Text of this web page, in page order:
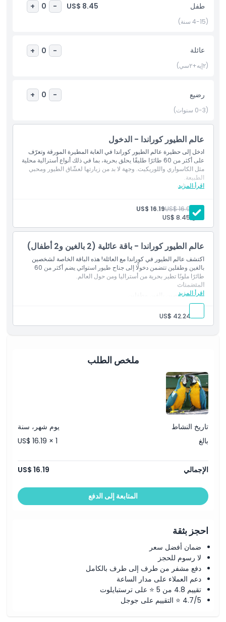
المتضمنات
سياسة الأطفال والبالغين
ساعات العمل
ما يجب معرفته
الموقع
كيفية الوصول إلى هناك
كيفية الاسترداد
سياسة الإلغاء
طفل US$ 8.45
-
0
+
(4-15 سنة)
عائلة -
0
+
(٢إيه+٢سي)
رضيع -
0
+
(0-3 سنوات)
عالم الطيور كوراندا - الدخول
ادخل إلى حظيرة عالم الطيور كوراندا في الغابة المطيرة المورقة وتعرّف
على أكثر من 60 طائرًا طليقًا يحلق بحرية، بما في ذلك أنواع أسترالية محلية
مثل الكاسواري واللوريكيت. وجهة لا بد من زيارتها لعشّاق الطيور ومحبي
الطبيعة.
اقرأ المزيد
المتضمنات
مشاهدة أكثر من 60 نوعًا من الطيور المحلية والغريبة عن قرب
التجول بين حظائر على طراز الغابات المطيرة المورقة
بالغ: US$ 16.90
US$ 16.19
طفل: US$ 8.45
عالم الطيور كوراندا - باقة عائلية (2 بالغين و2 أطفال)
اكتشف عالم الطيور في كوراندا مع العائلة! هذه الباقة الخاصة لشخصين
بالغين وطفلين تتضمن دخولًا إلى جناح طيور استوائي يضم أكثر من 60
طائرًا ملونًا تطير بحرية من أستراليا ومن حول العالم.
اقرأ المزيد
المتضمنات
دخول لشخصين بالغين وطفلين
الملونة
تجربة تفاعلية مع الحياة البرية مناسبة للعائلات
عائلة:US$ 42.24
ملخص الطلب
تاريخ النشاط
يوم شهر، سنة
بالغ
US$ 16.19 × 1
الإجمالي US$ 16.19
المتابعة إلى الدفع
احجز بثقة
ضمان أفضل سعر
لا رسوم للحجز
دفع مشفر من طرف إلى طرف بالكامل
دعم العملاء على مدار الساعة
تقييم 4.8 من 5 ⭐ على ترستبايلوت
4.7/5 ⭐ التقييم على جوجل